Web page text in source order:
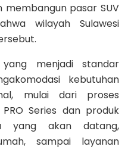
pasar SUV
wilayah Sulawesi
menjadi standar
kebutuhan
mulai dari proses
Series dan produk
yang akan datang,
sampai layanan